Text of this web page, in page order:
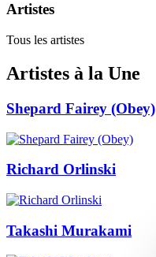
Artistes
Tous les artistes
Artistes à la Une
Shepard Fairey (Obey)
Richard Orlinski
Takashi Murakami